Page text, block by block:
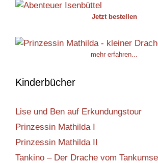
Jetzt bestellen
mehr erfahren...
Kinderbücher
Lise und Ben auf Erkundungstour
Prinzessin Mathilda I
Prinzessin Mathilda II
Tankino – Der Drache vom